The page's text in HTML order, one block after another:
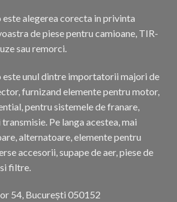
este alegerea corecta in privinta
de piese pentru camioane, TIR-
sau remorci.
este unul dintre importatorii majori de
furnizand elemente pentru motor,
pentru sistemele de franare,
Pe langa acestea, mai
alternatoare, elemente pentru
accesorii, supape de aer, piese de
filtre.
54, București 050152